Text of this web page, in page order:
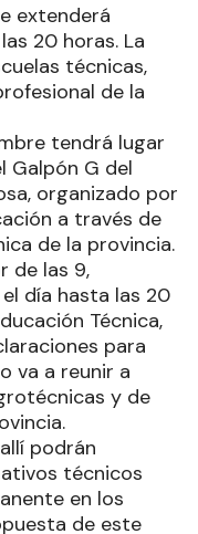
extenderá
20 horas. La
técnicas,
de la
tendrá lugar
Galpón G del
organizado por
a través de
de la provincia.
de las 9,
día hasta las 20
Técnica,
para
va a reunir a
y de
podrán
técnicos
en los
de este